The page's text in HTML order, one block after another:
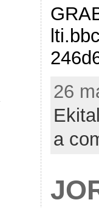
26
a